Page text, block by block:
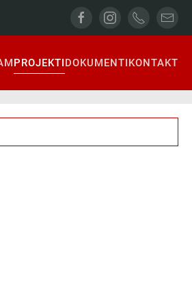
PROJEKTIDOKUMENTIKONTAKT